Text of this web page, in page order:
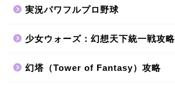
実況パワフルプロ野球
少女ウォーズ：幻想天下統一戦攻略
幻塔（Tower of Fantasy）攻略